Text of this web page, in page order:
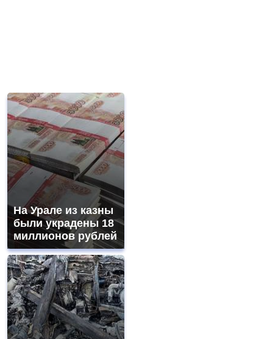
На Урале из казны
были украдены 18
миллионов рублей